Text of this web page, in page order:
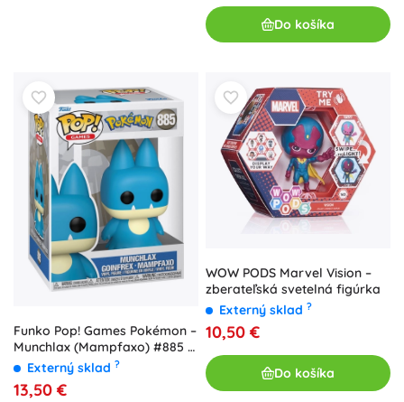
Do košíka
Funko Pop! Games Pokémon –
Munchlax (Mampfaxo) #885 -
1 kusExterný sklad ?
13,50 €
WOW PODS Marvel Vision –
zberateľská svetelná figúrka
Externý sklad ?
10,50 €
Do košíka